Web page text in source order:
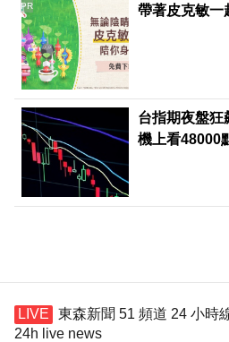
帶著皮克敏一
PR
台指期夜盤狂
機上看48000
東森新聞 51 頻道 24 小時
24h live news